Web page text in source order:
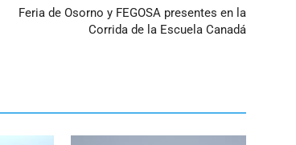
Feria de Osorno y FEGOSA presentes en la
Corrida de la Escuela Canadá